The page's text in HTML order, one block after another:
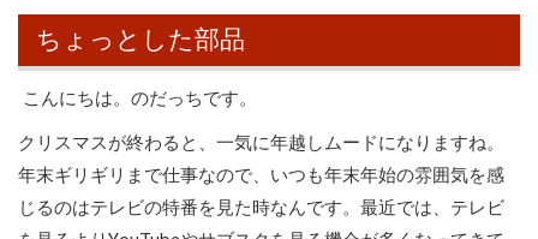
ちょっとした部品
こんにちは。のだっちです。
クリスマスが終わると、一気に年越しムードになりますね。
年末ギリギリまで仕事なので、いつも年末年始の雰囲気を感
じるのはテレビの特番を見た時なんです。最近では、テレビ